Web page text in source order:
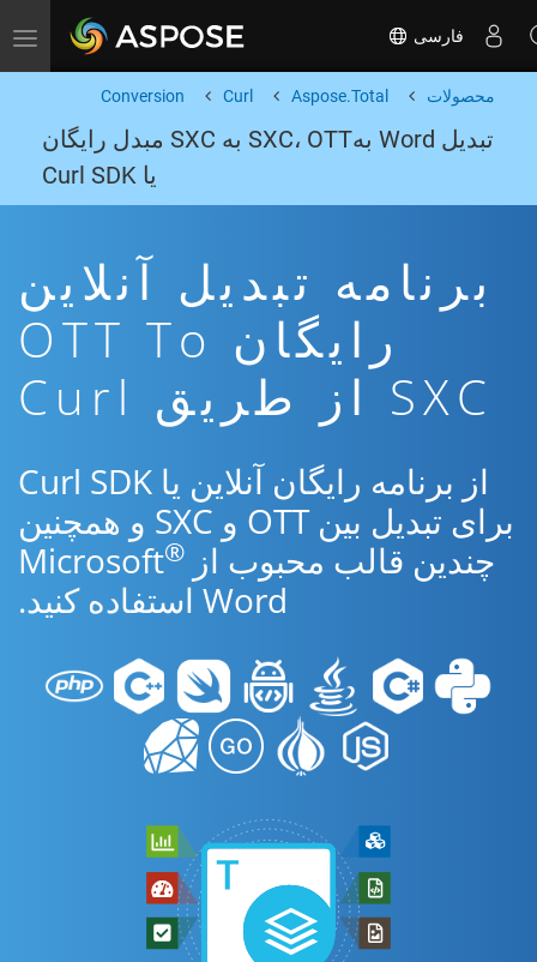
Toggle navigation فارسی
محصولات Aspose.Total
Curl
Conversion
تبدیل Word بهSXC، OTT به SXC مبدل رایگان
یا Curl SDK
برنامه تبدیل آنلاین
رایگان OTT To
SXC از طریق Curl
از برنامه رایگان آنلاین یا Curl SDK
برای تبدیل بین OTT و SXC و همچنین
چندین قالب محبوب از Microsoft ®
Word استفاده کنید.